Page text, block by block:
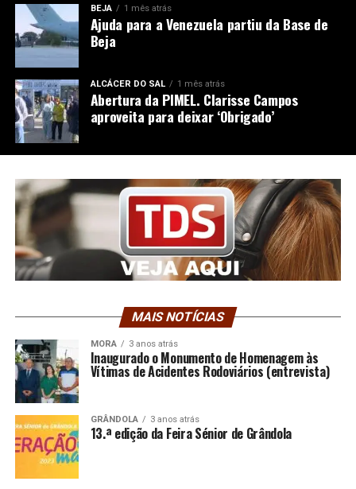
BEJA 1 mês atrás
Ajuda para a Venezuela partiu da Base de
Beja
ALCÁCER DO SAL 1 mês atrás
Abertura da PIMEL. Clarisse Campos
aproveita para deixar ‘Obrigado’
MAIS NOTÍCIAS
MORA 3 anos atrás
Inaugurado o Monumento de Homenagem às
Vítimas de Acidentes Rodoviários (entrevista)
GRÂNDOLA 3 anos atrás
13.ª edição da Feira Sénior de Grândola